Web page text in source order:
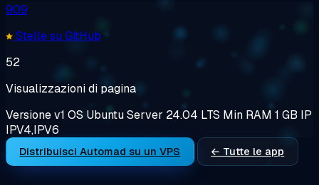
909
Stelle su GitHub
52
Visualizzazioni di pagina
Versionev1 OS Ubuntu Server 24.04 LTS Min RAM 1 GB IP
IPV4,IPV6
Distribuisci Automad su un VPS ← Tutte le app